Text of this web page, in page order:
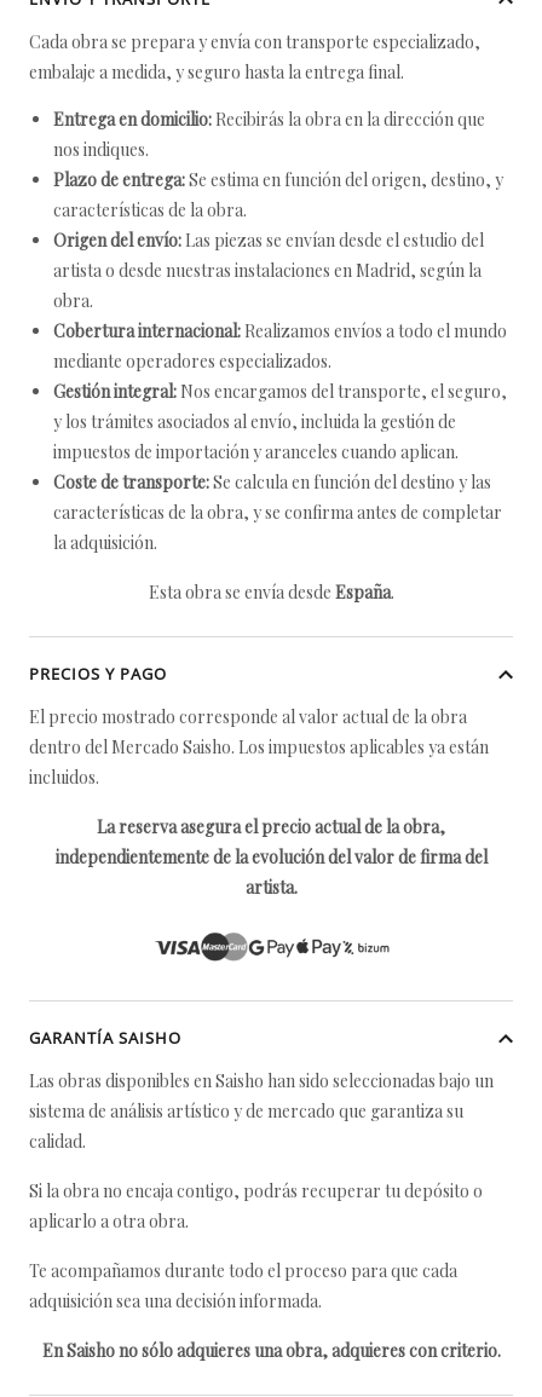
Cada obra se prepara y envía con transporte especializado,
embalaje a medida, y seguro hasta la entrega final.
Entrega en domicilio: Recibirás la obra en la dirección que
nos indiques.
Plazo de entrega:Se estima en función del origen, destino, y
características de la obra.
Origen del envío: Las piezas se envían desde el estudio del
artista o desde nuestras instalaciones en Madrid, según la
obra.
Cobertura internacional: Realizamos envíos a todo el mundo
mediante operadores especializados.
Gestión integral: Nos encargamos del transporte, el seguro,
y los trámites asociados al envío, incluida la gestión de
impuestos de importación y aranceles cuando aplican.
Coste de transporte:Se calcula en función del destino y las
características de la obra, y se confirma antes de completar
la adquisición.
Esta obra se envía desde España.
PRECIOS Y PAGO
El precio mostrado corresponde al valor actual de la obra
dentro del Mercado Saisho. Los impuestos aplicables ya están
incluidos.
La reserva asegura el precio actual de la obra,
independientemente de la evolución del valor de firma del
artista.
GARANTÍA SAISHO
Las obras disponibles en Saisho han sido seleccionadas bajo un
sistema de análisis artístico y de mercado que garantiza su
calidad.
Si la obra no encaja contigo, podrás recuperar tu depósito o
aplicarlo a otra obra.
Te acompañamos durante todo el proceso para que cada
adquisición sea una decisión informada.
En Saisho no sólo adquieres una obra, adquieres con criterio.